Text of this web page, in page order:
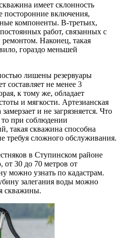
имеет склонность
посторонние включения,
компоненты. В-третьих,
работ, связанных с
Наконец, такая
гораздо меньшей
лишены резервуары
составляет не менее 3
к тому же, обладает
и мягкости. Артезианская
и не загрязняется. Что
то при соблюдении
такая скважина способна
требуя сложного обслуживания.
в Ступинском районе
от 30 до 70 метров от
можно узнать по кадастрам.
залегания воды можно
скважины.